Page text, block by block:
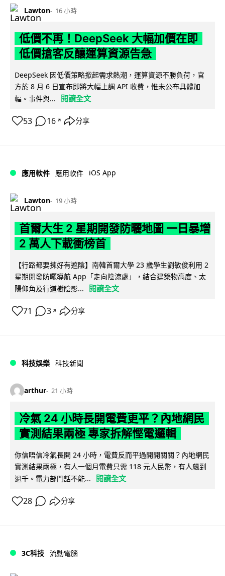
Lawton 16 小時
低價不再！DeepSeek 大幅加價在即
低價搶客反釀運算資源告急
DeepSeek 因低價策略掀起需求熱潮，運算資源不勝負荷，官
方於 8 月 6 日宣布即將大幅上調 API 收費，惟未公布具體加
幅。事件與...
閱讀全文
53 16 ↗ 分享
應用軟件 應用軟件 iOS App
Lawton 19 小時
首爾大生 2 星期開發防曬地圖 一日暴增
2 萬人下載衝榜首
【行路都要揀好有遮陰】南韓首爾大學 23 歲學生劉敏俊利用 2
星期開發防曬導航 App「走向陰涼處」，結合建築物高度、太
陽仰角及行道樹陰影...
閱讀全文
71 3 ↗ 分享
科技娛樂 科技新聞
arthur 21 小時
冷氣 24 小時長開電費更平？內地網民
實測結果兩極 專家拆解慳電邏輯
你信唔信冷氣長開 24 小時，電費反而平過開開關關？內地網民
實測結果兩極，有人一個月電費只需 118 元人民幣，有人飆到
過千。電力部門話不能...
閱讀全文
28 分享
3C科技 流動電腦